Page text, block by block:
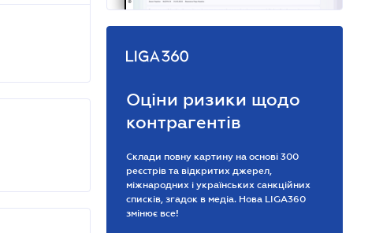
Оціни ризики щодо
контрагентів
Склади повну картину на основі 300
реєстрів та відкритих джерел,
міжнародних і українських санкційних
списків, згадок в медіа. Нова LIGA360
змінює все!